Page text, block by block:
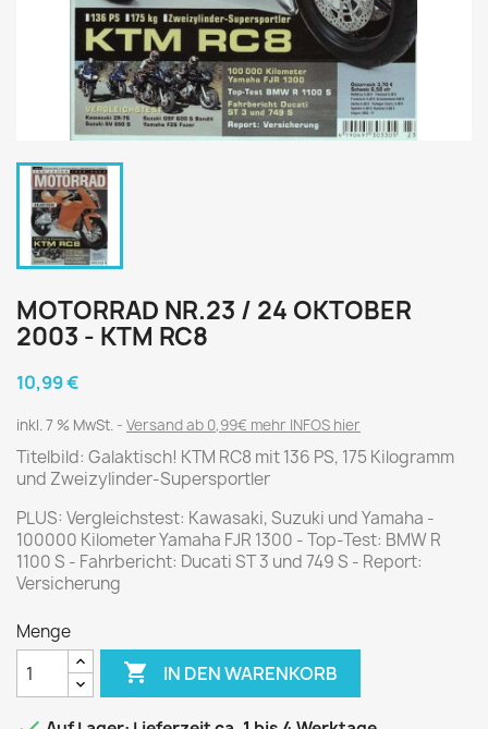
MOTORRAD NR.23 / 24 OKTOBER
2003 - KTM RC8
10,99 €
inkl. 7 % MwSt. Versand ab 0,99€ mehr INFOS hier
Titelbild: Galaktisch! KTM RC8 mit 136 PS, 175 Kilogramm
und Zweizylinder-Supersportler
PLUS: Vergleichstest: Kawasaki, Suzuki und Yamaha -
100000 Kilometer Yamaha FJR 1300 - Top-Test: BMW R
1100 S - Fahrbericht: Ducati ST 3 und 749 S - Report:
Versicherung
Menge
 IN DEN WARENKORB